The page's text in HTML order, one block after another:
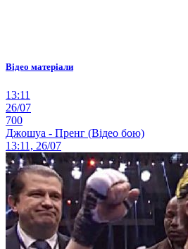
Відео матеріали
13:11
26/07
700
Джошуа - Пренг (Відео бою)
13:11, 26/07